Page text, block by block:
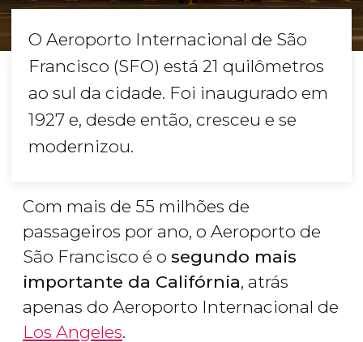
O Aeroporto Internacional de São
Francisco (SFO) está 21 quilômetros
ao sul da cidade. Foi inaugurado em
1927 e, desde então, cresceu e se
modernizou.
Com mais de 55 milhões de
passageiros por ano, o Aeroporto de
São Francisco é o segundo mais
importante da Califórnia, atrás
apenas do Aeroporto Internacional de
Los Angeles.